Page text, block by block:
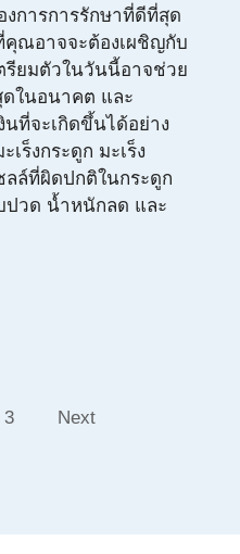
การการรักษาที่ดีที่สุด
คุณอาจจะต้องเผชิญกับ
ยมตัวในวันนี้อาจช่วย
ในอนาคต และ
นที่จะเกิดขึ้นได้อย่าง
เร็งกระดูก มะเร็ง
ลล์ที่ผิดปกติในกระดูก
ปวด น้ำหนักลด และ
3 Next